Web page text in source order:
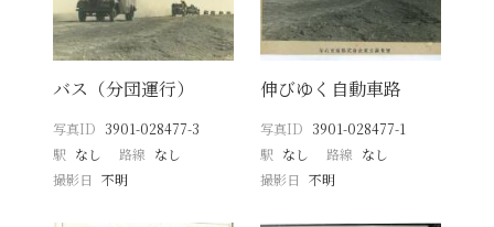
バス（分団運行）
写真ID 3901-028477-3
駅 なし 路線 なし
撮影日
不明
伸びゆく自動車路
写真ID 3901-028477-1
駅 なし 路線 なし
撮影日 不明